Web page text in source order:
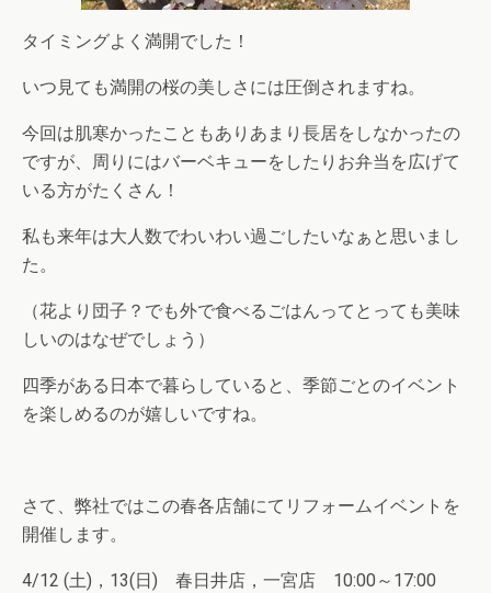
タイミングよく満開でした！
いつ見ても満開の桜の美しさには圧倒されますね。
今回は肌寒かったこともありあまり長居をしなかったの
ですが、周りにはバーベキューをしたりお弁当を広げて
いる方がたくさん！
私も来年は大人数でわいわい過ごしたいなぁと思いまし
た。
（花より団子？でも外で食べるごはんってとっても美味
しいのはなぜでしょう）
四季がある日本で暮らしていると、季節ごとのイベント
を楽しめるのが嬉しいですね。
さて、弊社ではこの春各店舗にてリフォームイベントを
開催します。
4/12 (土)，13(日) 春日井店，一宮店 10:00～17:00